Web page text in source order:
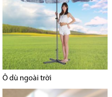
Ô dù ngoài trời